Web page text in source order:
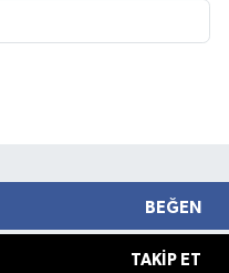
BEĞEN
TAKIP ET